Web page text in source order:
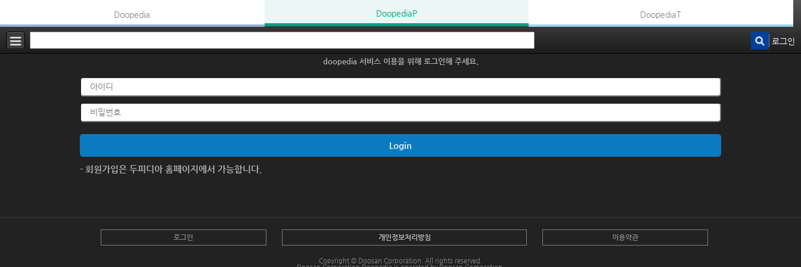
Doopedia DoopediaP DoopediaT
로그인
doopedia 서비스 이용을 위해 로그인해 주세요.
Login
- 회원가입은 두피디아 홈페이지에서 가능합니다.
로그인 개인정보처리방침 이용약관
Copyright © Doosan Corporation. All rights reserved.